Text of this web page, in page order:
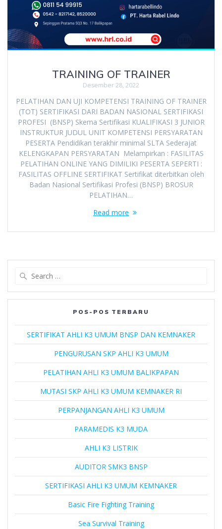
TRAINING OF TRAINER
Desember 28, 2022
PELATIHAN DAN UJI KOMPETENSI TRAINING OF TRAINER
(TOT) SERTIFIKASI DARI BADAN NASIONAL SERTIFIKASI
PROFESI (BNSP) Skema Sertifikasi KUALIFIKASI 3 JUNIOR
INSTRUKTUR JUDUL UNIT KOMPETENSI PERSYARATAN
PESERTA Pendidikan terakhir minimal SLTA Sederajat
KELENGKAPAN PERSYARATAN Melampirkan : FASILITAS
PELATIHAN ONLINE YANG DIMILIKI PESERTA SEPERTI :
FASILITAS OFFLINE SERTIFIKAT Sertifikat diterbitkan oleh
Badan Nasional Sertifikasi Profesi (BNSP) BROSUR
PELATIHAN…
Read more
POS-POS TERBARU
SERTIFIKAT AHLI K3 UMUM BNSP DAN KEMNAKER
PENGURUSAN SKP AHLI K3 UMUM
PELATIHAN AHLI K3 UMUM BALIKPAPAN
MUTASI SKP AHLI K3 UMUM KEMNAKER RI
PERPANJANGAN AHLI K3 UMUM
PARAMEDIS K3 MUDA
AHLI K3 LISTRIK
AUDITOR SMK3 BNSP
SERTIFIKASI AHLI K3 UMUM KEMNAKER
Basic Fire Fighting Training
Sea Survival Training